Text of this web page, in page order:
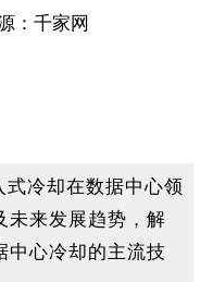
：千家网
冷却在数据中心领
未来发展趋势，解
中心冷却的主流技